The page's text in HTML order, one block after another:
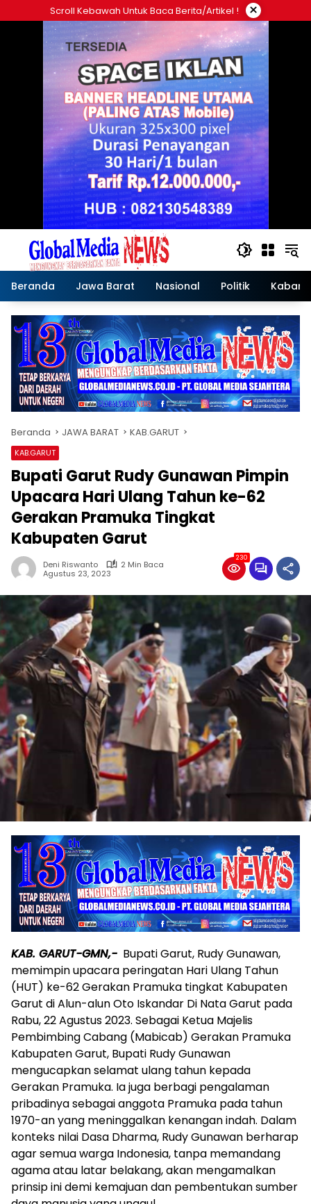
ke
Scroll Kebawah Untuk Baca Berita/artikel ! ×
Beranda Jawa Barat Nasional Politik Kabar
Beranda JAWA BARAT KAB.GARUT
KAB.GARUT
Bupati Garut Rudy Gunawan Pimpin
Upacara Hari Ulang Tahun ke-62
Gerakan Pramuka Tingkat
Kabupaten Garut
Deni Riswanto
2 Min Baca
Agustus 23, 2023
230
KAB. GARUT-GMN,- Bupati Garut, Rudy Gunawan,
memimpin upacara peringatan Hari Ulang Tahun
(HUT) ke-62 Gerakan Pramuka tingkat Kabupaten
Garut di Alun-alun Oto Iskandar Di Nata Garut pada
Rabu, 22 Agustus 2023. Sebagai Ketua Majelis
Pembimbing Cabang (Mabicab) Gerakan Pramuka
Kabupaten Garut, Bupati Rudy Gunawan
mengucapkan selamat ulang tahun kepada
Gerakan Pramuka. Ia juga berbagi pengalaman
pribadinya sebagai anggota Pramuka pada tahun
1970-an yang meninggalkan kenangan indah. Dalam
konteks nilai Dasa Dharma, Rudy Gunawan berharap
agar semua warga Indonesia, tanpa memandang
agama atau latar belakang, akan mengamalkan
prinsip ini demi kemajuan dan pembentukan sumber